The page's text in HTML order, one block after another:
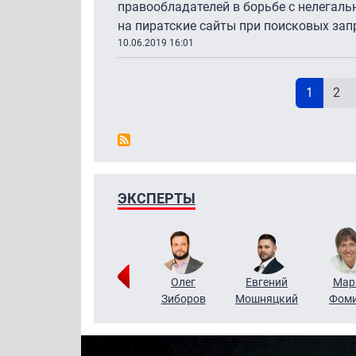
правообладателей в борьбе с
на пиратские сайты при поисковых
10.06.2019 16:01
1 2
ЭКСПЕРТЫ
Григорий
Олег
Зиборов
Евгений
Мошняцкий